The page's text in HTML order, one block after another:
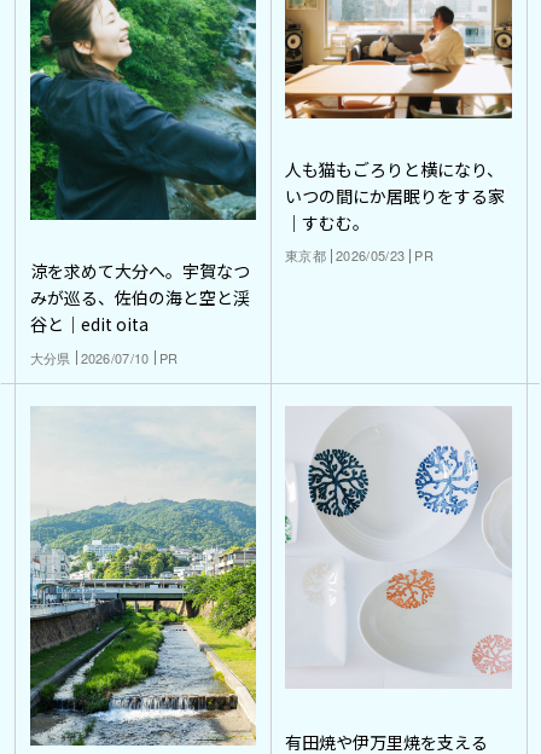
涼を求めて大分へ。宇賀なつ
みが巡る、佐伯の海と空と渓
谷と｜edit oita
大分県 2026/07/10 PR
人も猫もごろりと横になり、
いつの間にか居眠りをする家
｜すむむ。
東京都 2026/05/23 PR
有田焼や伊万里焼を支える